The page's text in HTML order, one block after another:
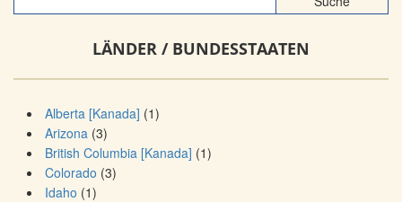
LÄNDER / BUNDESSTAATEN
Alberta [Kanada] (1)
Arizona (3)
British Columbia [Kanada] (1)
Colorado (3)
Idaho (1)